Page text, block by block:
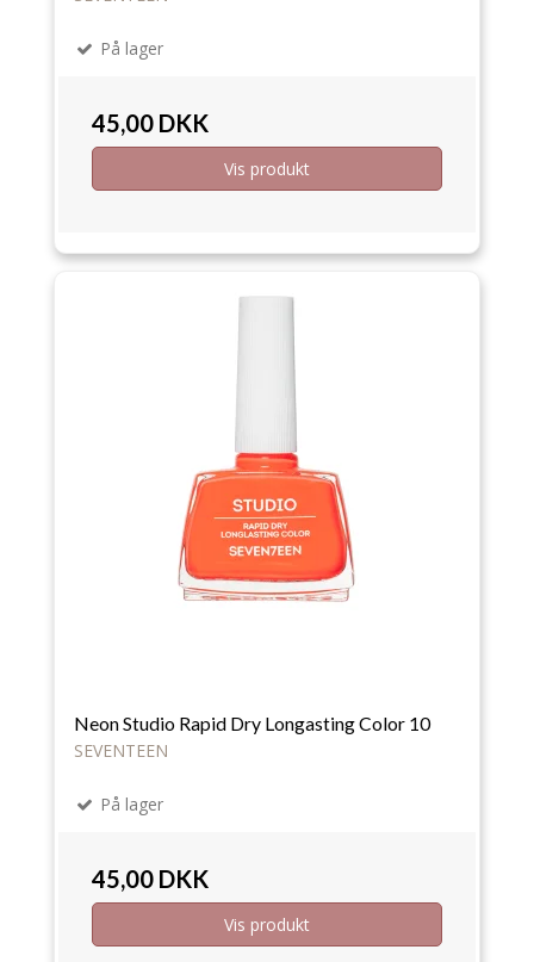
På lager
45,00 DKK
Vis produkt
Neon Studio Rapid Dry Longasting Color 10
SEVENTEEN
På lager
45,00 DKK
Vis produkt